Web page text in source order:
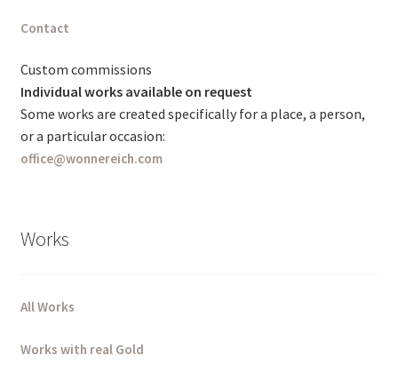
Contact
Custom commissions
Individual works available on request
Some works are created specifically for a place, a person,
or a particular occasion:
office@wonnereich.com
Works
All Works
Works with real Gold